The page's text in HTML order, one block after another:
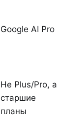
Google AI Pro
Не Plus/Pro, а
старшие
планы